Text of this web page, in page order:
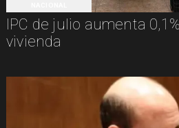
IPC de julio aumenta
vivienda